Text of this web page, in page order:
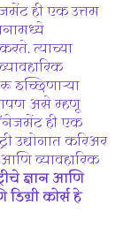
ही एक उत्तम
त्याच्या
इच्छिणाऱ्या
आपण असे म्हणू
ही एक
उद्योगात करिअर
आणि व्यावहारिक
ज्ञान आणि
कोर्स हे